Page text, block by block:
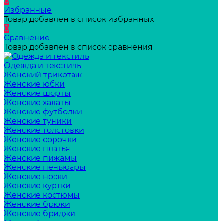
Избранные
Товар добавлен в список избранных
0
Сравнение
Товар добавлен в список сравнения
Одежда и текстиль
Женский трикотаж
Женские юбки
Женские шорты
Женские халаты
Женские футболки
Женские туники
Женские толстовки
Женские сорочки
Женские платья
Женские пижамы
Женские пеньюары
Женские носки
Женские куртки
Женские костюмы
Женские брюки
Женские бриджи